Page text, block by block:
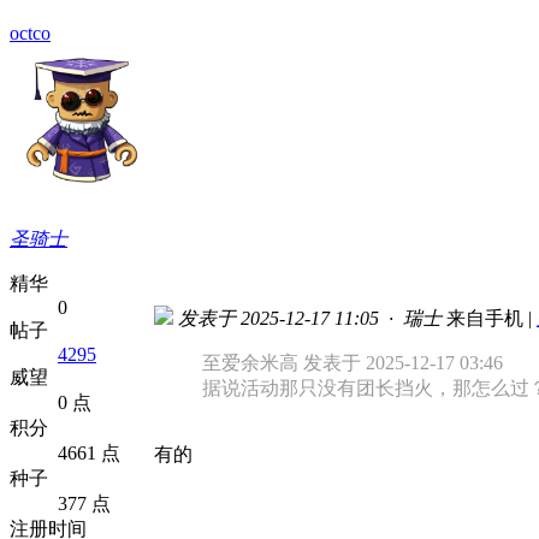
octco
圣骑士
精华
0
帖子
4295
威望
0 点
积分
4661 点
种子
377 点
注册时间
发表于 2025-12-17 11:05 · 瑞士 来自手机 |
至爱余米高 发表于 2025-12-17 03:46
据说活动那只没有团长挡火，那怎么过
有的